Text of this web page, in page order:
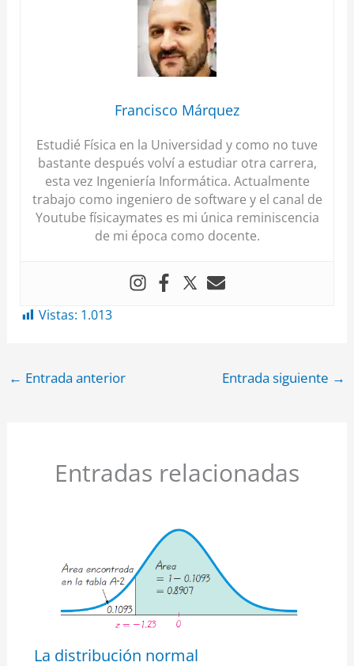
Francisco Márquez
Estudié Física en la Universidad y como no tuve
bastante después volví a estudiar otra carrera,
esta vez Ingeniería Informática. Actualmente
trabajo como ingeniero de software y el canal de
Youtube físicaymates es mi única reminiscencia
de mi época como docente.
Vistas: 1.013
← Entrada anterior Entrada siguiente →
Entradas relacionadas
La distribución normal